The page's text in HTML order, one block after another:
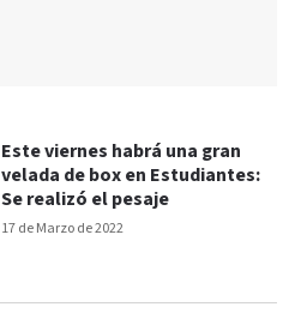
17 de Marzo de 2022
Este viernes habrá una gran
velada de box en Estudiantes:
Se realizó el pesaje